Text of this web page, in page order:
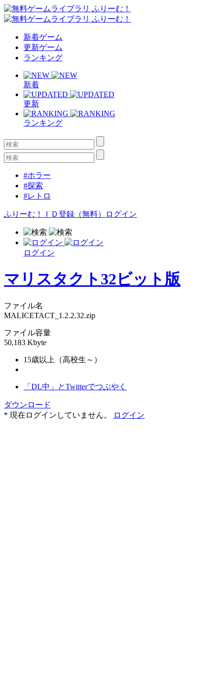
新着ゲーム
更新ゲーム
ランキング
新着
更新
ランキング
#ホラー
#探索
#レトロ
ふりーむ！ＩＤ登録（無料） ログイン
ログイン
マリスタクト32ビット版
ファイル名
MALICETACT_1.2.2.32.zip
ファイル容量
50,183 Kbyte
15歳以上（高校生～）
「DL中」とTwitterでつぶやく
ダウンロード
* 現在ログインしていません。
ログイン